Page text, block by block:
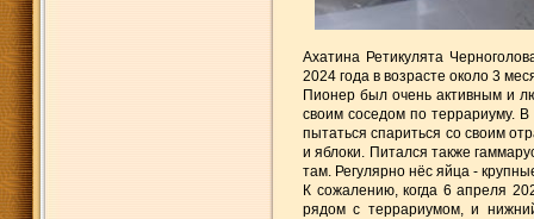
Ахатина Ретикулята
2024 года в возрасте около 3
Пионер был очень активным и
своим соседом по террариуму.
пытаться спариться со своим
и яблоки. Питался также
там. Регулярно нёс яйца -
К сожалению, когда 6 апреля
рядом с террариумом, и